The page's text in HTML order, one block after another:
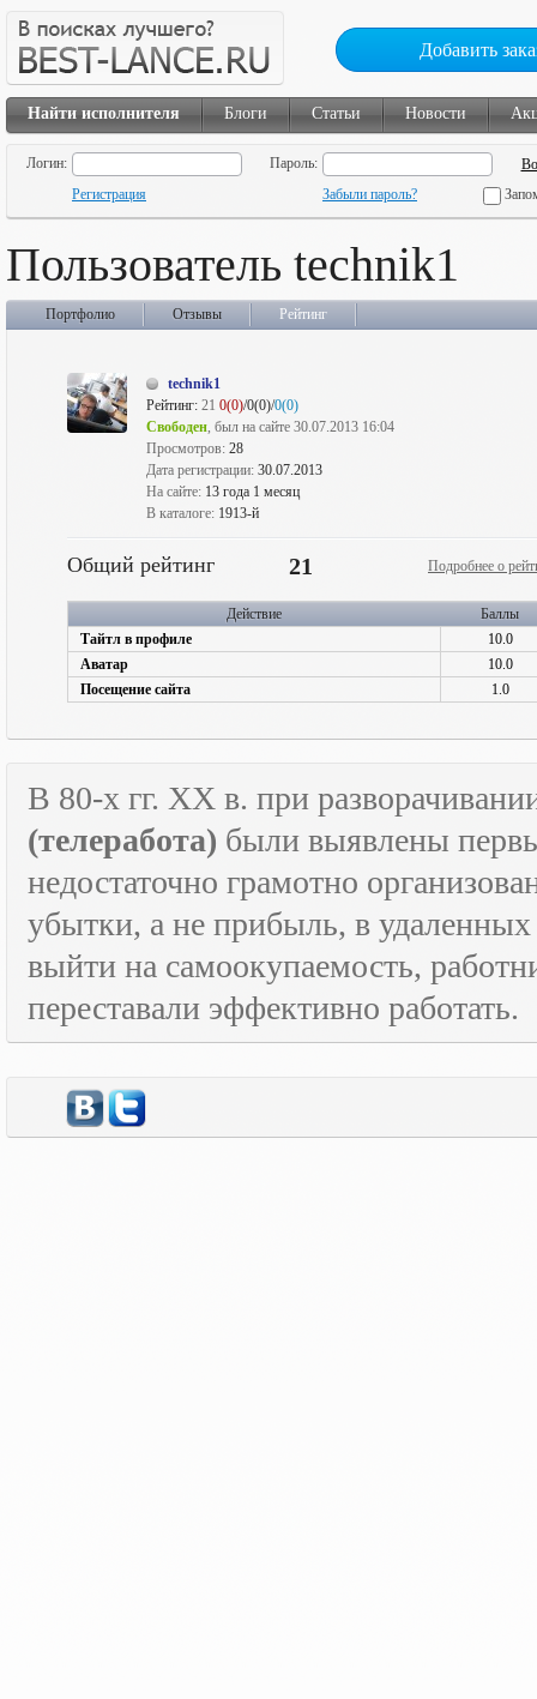
Добавить
Найти исполнителя Блоги Статьи Новости
Логин:
Пароль:
Регистрация
Забыли пароль?
Пользователь technik1
Портфолио Отзывы Рейтинг
technik1
Рейтинг: 21 0(0)/0(0)/0(0)
Свободен, был на сайте 30.07.2013 16:04
Просмотров: 28
Дата регистрации: 30.07.2013
На сайте: 13 года 1 месяц
В каталоге: 1913-й
Общий рейтинг 21 Подробнее о
Действие
Баллы
Тайтл в профиле
10.0
Аватар
10.0
Посещение сайта
1.0
В 80-х гг. XX в. при
(телеработа) были выявлены
недостаточно грамотно
убытки, а не прибыль, в удаленных
выйти на самоокупаемость,
переставали эффективно работать.